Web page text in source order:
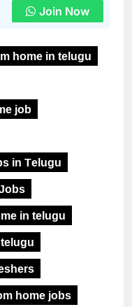
Join Now
home in telugu
job
in Telugu
in telugu
home jobs